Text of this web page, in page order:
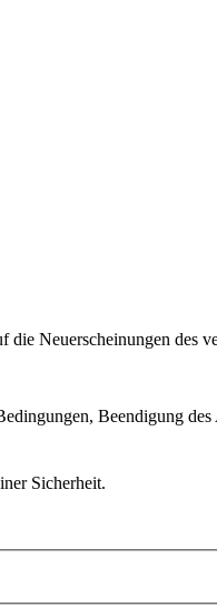
Neuerscheinungen des
Beendigung
Sicherheit.